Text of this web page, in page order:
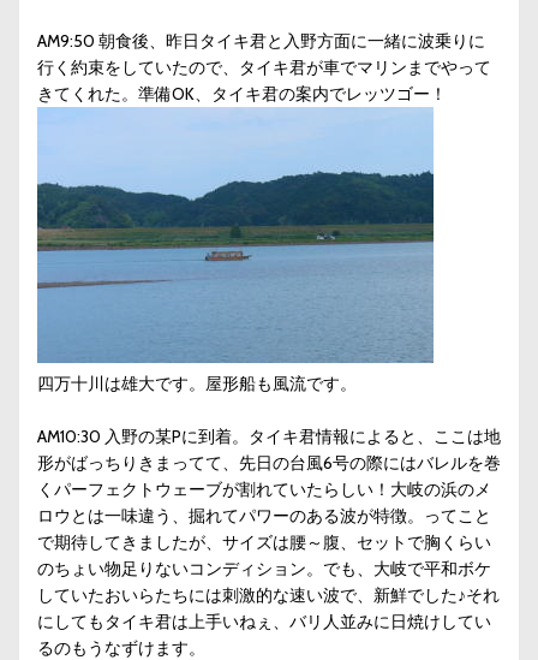
AM9:50 朝食後、昨日タイキ君と入野方面に一緒に波乗りに
行く約束をしていたので、タイキ君が車でマリンまでやって
きてくれた。準備OK、タイキ君の案内でレッツゴー！
四万十川は雄大です。屋形船も風流です。
AM10:30 入野の某Pに到着。タイキ君情報によると、ここは地
形がばっちりきまってて、先日の台風6号の際にはバレルを巻
くパーフェクトウェーブが割れていたらしい！大岐の浜のメ
ロウとは一味違う、掘れてパワーのある波が特徴。ってこと
で期待してきましたが、サイズは腰～腹、セットで胸くらい
のちょい物足りないコンディション。でも、大岐で平和ボケ
していたおいらたちには刺激的な速い波で、新鮮でした♪それ
にしてもタイキ君は上手いねぇ、バリ人並みに日焼けしてい
るのもうなずけます。